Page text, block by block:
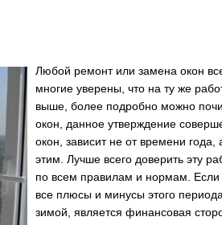
Любой ремонт или замена окон
многие уверены, что на ту же
выше, более подробно можно
окон, данное утверждение
окон, зависит не от времени
этим. Лучше всего доверить эту
по всем правилам и нормам. Если
все плюсы и минусы этого
зимой, является финансовая